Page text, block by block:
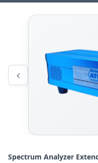
Spectrum Analyzer
‹